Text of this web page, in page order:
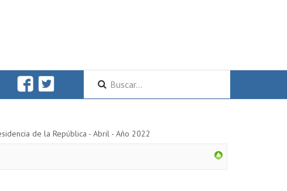
de la República - Abril - Año 2022